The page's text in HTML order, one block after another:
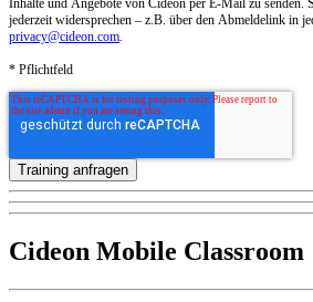
Inhalte und Angebote von Cideon per E-Mail zu senden.
jederzeit widersprechen – z.B. über den Abmeldelink in
privacy@cideon.com.
* Pflichtfeld
Cideon Mobile Classroom